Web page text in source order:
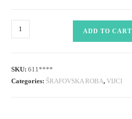
skelski
vijak
(vijak
ADD TO CART
SKU:611****
Categories: ŠRAFOVSKA ROBA,VIJCI